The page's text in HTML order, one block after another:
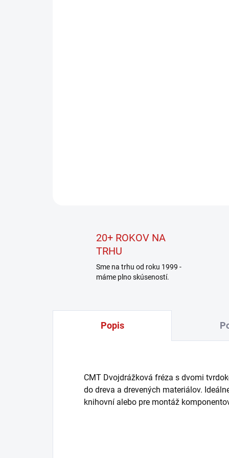
20+ ROKOV NA
TRHU
Sme na trhu od roku 1999 -
máme plno skúseností.
Popis
CMT Dvojdrážková fréza s dvomi
do dreva a drevených materiálov.
knihovní alebo pre montáž